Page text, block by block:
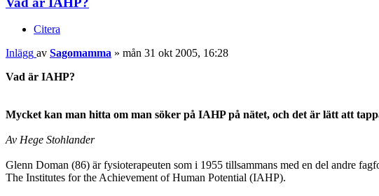
Citera
Inlägg av Sagomamma » mån 31 okt 2005, 16:28
Vad är IAHP?
Mycket kan man hitta om man söker på IAHP på nätet, och det är lätt att
Av Hege Stohlander
Glenn Doman (86) är fysioterapeuten som i 1955 tillsammans med en del andre
The Institutes for the Achievement of Human Potential (IAHP).